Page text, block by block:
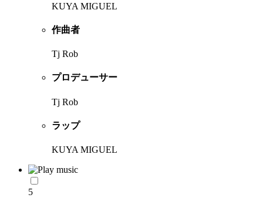
KUYA MIGUEL
作曲者
Tj Rob
プロデューサー
Tj Rob
ラップ
KUYA MIGUEL
5